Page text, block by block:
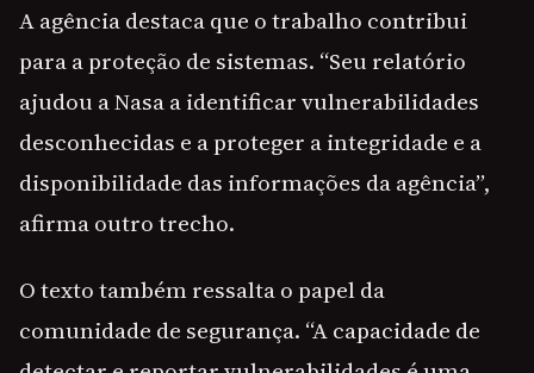
A agência destaca que o trabalho contribui
para a proteção de sistemas. “Seu relatório
ajudou a Nasa a identificar vulnerabilidades
desconhecidas e a proteger a integridade e a
disponibilidade das informações da agência”,
afirma outro trecho.
O texto também ressalta o papel da
comunidade de segurança. “A capacidade de